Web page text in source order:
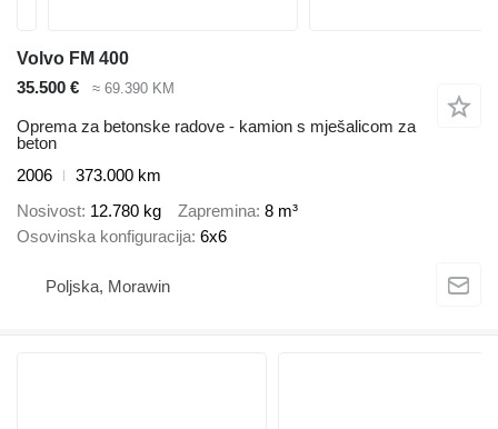
Volvo FM 400
35.500 €
≈ 69.390 KM
Oprema za betonske radove - kamion s mješalicom za
beton
2006
373.000 km
Nosivost 12.780 kg Zapremina 8 m³
Osovinska konfiguracija 6x6
Poljska, Morawin